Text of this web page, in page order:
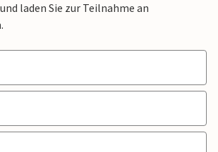
laden Sie zur Teilnahme an